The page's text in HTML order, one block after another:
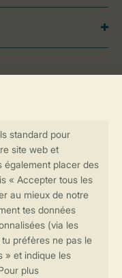
sécurisées